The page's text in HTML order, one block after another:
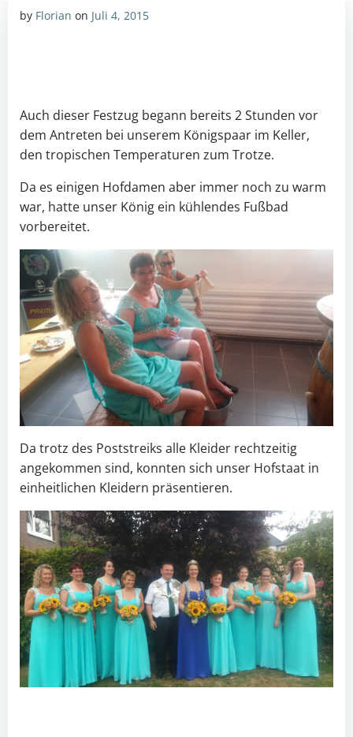
by Florian on Juli 4, 2015
Auch dieser Festzug begann bereits 2 Stunden vor
dem Antreten bei unserem Königspaar im Keller,
den tropischen Temperaturen zum Trotze.
Da es einigen Hofdamen aber immer noch zu warm
war, hatte unser König ein kühlendes Fußbad
vorbereitet.
Da trotz des Poststreiks alle Kleider rechtzeitig
angekommen sind, konnten sich unser Hofstaat in
einheitlichen Kleidern präsentieren.